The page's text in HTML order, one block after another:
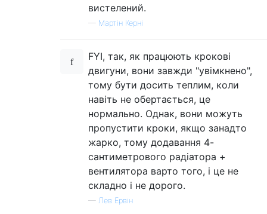
вистелений.
— Мартін Керні
FYI, так, як працюють крокові
двигуни, вони завжди "увімкнено",
тому бути досить теплим, коли
навіть не обертається, це
нормально. Однак, вони можуть
пропустити кроки, якщо занадто
жарко, тому додавання 4-
сантиметрового радіатора +
вентилятора варто того, і це не
складно і не дорого.
— Лев Ервін